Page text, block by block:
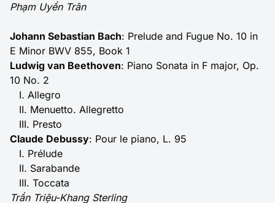
Phạm Uyển Trân
Johann Sebastian Bach: Prelude and Fugue No. 10 in
E Minor BWV 855, Book 1
Ludwig van Beethoven: Piano Sonata in F major, Op.
10 No. 2
I. Allegro
II. Menuetto. Allegretto
III. Presto
Claude Debussy: Pour le piano, L. 95
I. Prélude
II. Sarabande
III. Toccata
Trần Triệu-Khang Sterling